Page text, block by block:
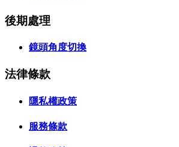
後期處理
鏡頭角度切換
法律條款
隱私權政策
服務條款